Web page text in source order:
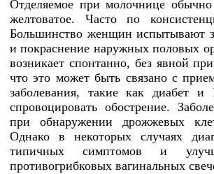
Отделяемое при молочнице
желтоватое. Часто по
Большинство женщин испытывают
и покраснение наружных половых
возникает спонтанно, без явной
что это может быть связано с
заболевания, такие как диабет
спровоцировать обострение.
при обнаружении дрожжевых
Однако в некоторых случаях
типичных симптомов и
противогрибковых вагинальных